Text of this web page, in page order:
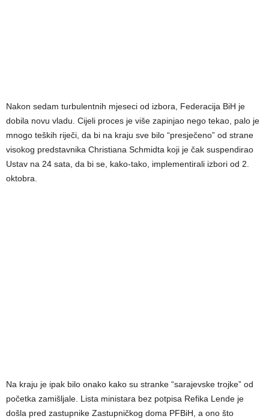
Nakon sedam turbulentnih mjeseci od izbora, Federacija BiH je
dobila novu vladu. Cijeli proces je više zapinjao nego tekao, palo je
mnogo teških riječi, da bi na kraju sve bilo “presječeno” od strane
visokog predstavnika Christiana Schmidta koji je čak suspendirao
Ustav na 24 sata, da bi se, kako-tako, implementirali izbori od 2.
oktobra.
Na kraju je ipak bilo onako kako su stranke “sarajevske trojke” od
početka zamišljale. Lista ministara bez potpisa Refika Lende je
došla pred zastupnike Zastupničkog doma PFBiH, a ono što